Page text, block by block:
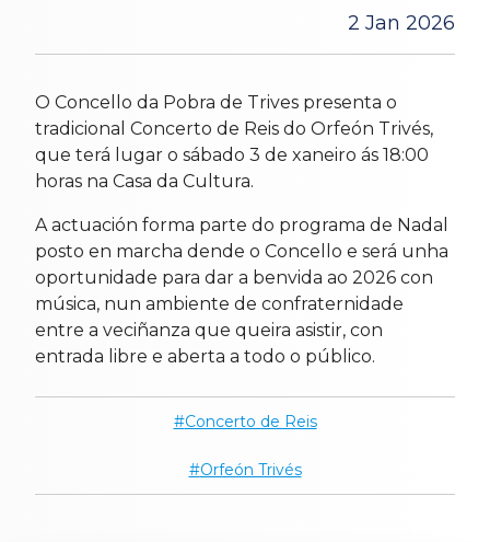
2 Jan 2026
O Concello da Pobra de Trives presenta o
tradicional Concerto de Reis do Orfeón Trivés,
que terá lugar o sábado 3 de xaneiro ás 18:00
horas na Casa da Cultura.
A actuación forma parte do programa de Nadal
posto en marcha dende o Concello e será unha
oportunidade para dar a benvida ao 2026 con
música, nun ambiente de confraternidade
entre a veciñanza que queira asistir, con
entrada libre e aberta a todo o público.
Concerto de Reis
Orfeón Trivés